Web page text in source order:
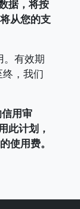
据，将按
从您的支
。有效期
，我们
用审
此计划，
使用费。